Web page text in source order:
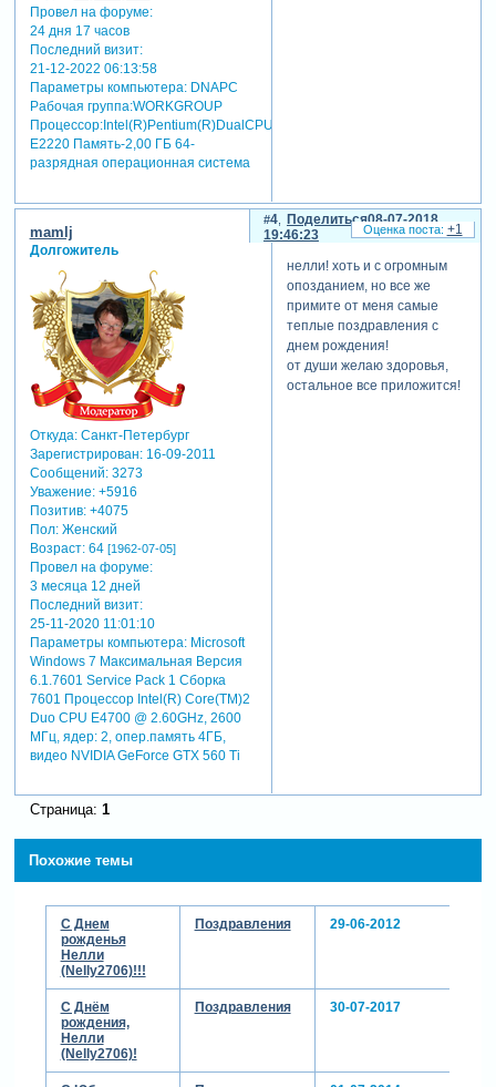
Провел на форуме:
24 дня 17 часов
Последний визит:
21-12-2022 06:13:58
Параметры компьютера:DNAPC
Рабочая группа:WORKGROUP
Процессор:Intel(R)Pentium(R)DualCPU
E2220 Память-2,00 ГБ 64-
разрядная операционная система
Поделиться
4
08-07-2018
19:46:23
mamlj
Долгожитель
Откуда:Санкт-Петербург
Зарегистрирован: 16-09-2011
Сообщений:3273
Уважение: +5916
Позитив: +4075
Пол:Женский
Возраст:64 [1962-07-05]
Провел на форуме:
3 месяца 12 дней
Последний визит:
25-11-2020 11:01:10
Параметры компьютера:Microsoft
Windows 7 Максимальная Версия
6.1.7601 Service Pack 1 Сборка
7601 Процессор Intel(R) Core(TM)2
Duo CPU E4700 @ 2.60GHz, 2600
МГц, ядер: 2, опер.память 4ГБ,
видео NVIDIA GeForce GTX 560 Ti
нелли! хоть и с огромным
опозданием, но все же
примите от меня самые
теплые поздравления с
днем рождения!
от души желаю здоровья,
остальное все приложится!
+1
Страница: 1
Похожие темы
С Днем
рожденья
Нелли
(Nelly2706)!!!
Поздравления 29-06-2012
С Днём
рождения,
Нелли
(Nelly2706)!
Поздравления 30-07-2017